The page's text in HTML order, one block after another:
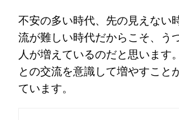
不安の多い時代、先の見えない
流が難しい時代だからこそ、う
人が増えているのだと思います
との交流を意識して増やすこと
ています。